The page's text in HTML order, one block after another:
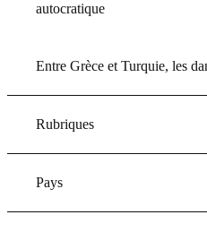
autocratique
Entre Grèce et Turquie, les
Rubriques
Pays